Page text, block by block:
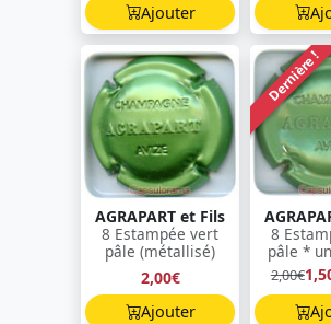
Ajouter
AGRAPART et Fils
8 Estampée vert
pâle (métallisé)
2,00€
Ajouter
Dernière !
8
pâle *
2,00€